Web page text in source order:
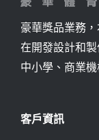
豪華獎品業務
在開發設計和
中小學、商業
客戶資訊